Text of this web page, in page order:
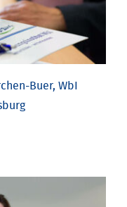
Buer, WbI